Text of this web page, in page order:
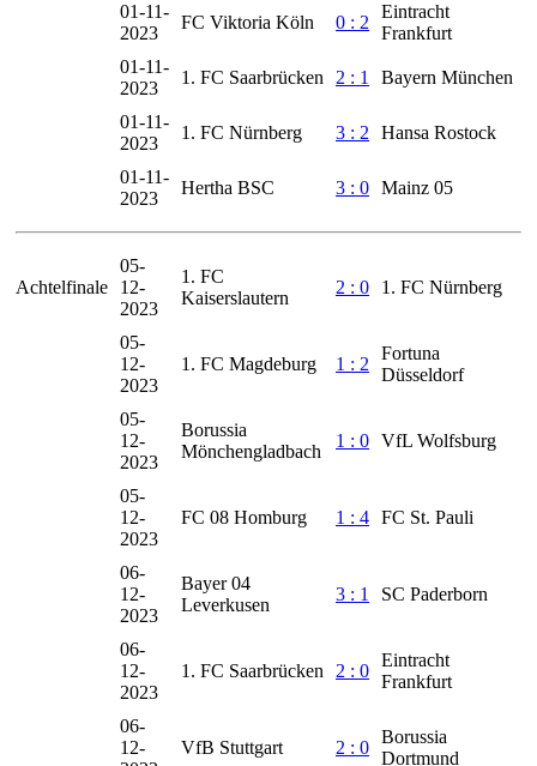
01-11-
2023
FC Viktoria Köln 0 : 2
Eintracht
Frankfurt
01-11-
2023
1. FC Saarbrücken 2 : 1 Bayern München
01-11-
2023
1. FC Nürnberg 3 : 2 Hansa Rostock
01-11-
2023
Hertha BSC 3 : 0 Mainz 05
Achtelfinale
05-
12-
2023
1. FC
Kaiserslautern
2 : 0 1. FC Nürnberg
05-
12-
2023
1. FC Magdeburg 1 : 2
Fortuna
Düsseldorf
05-
12-
2023
Borussia
Mönchengladbach
1 : 0 VfL Wolfsburg
05-
12-
2023
FC 08 Homburg 1 : 4 FC St. Pauli
06-
12-
2023
Bayer 04
Leverkusen
3 : 1 SC Paderborn
06-
12-
2023
1. FC Saarbrücken 2 : 0
Eintracht
Frankfurt
06-
12-
VfB Stuttgart 2 : 0
Borussia
Dortmund